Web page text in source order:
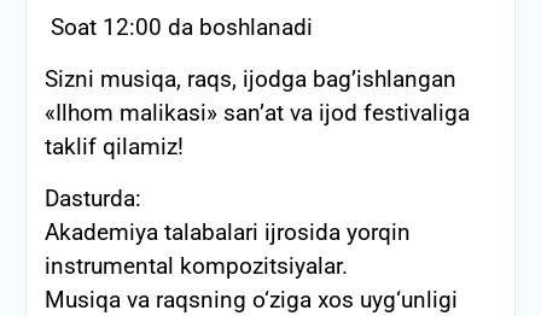
Soat 12:00 da boshlanadi
Sizni musiqa, raqs, ijodga bag’ishlangan
«Ilhom malikasi» san’at va ijod festivaliga
taklif qilamiz!
Dasturda:
Akademiya talabalari ijrosida yorqin
instrumental kompozitsiyalar.
Musiqa va raqsning o‘ziga xos uyg‘unligi